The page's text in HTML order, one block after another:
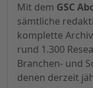
Mit dem GSC
sämtliche
komplette
rund 1.300
Branchen- und
denen derzeit